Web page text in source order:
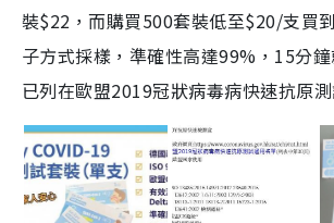
裝$22，而購買500套裝低至$20/支買
子方式採樣，準確性高達99%，15分
已列在歐盟2019冠狀病毒病快速抗原